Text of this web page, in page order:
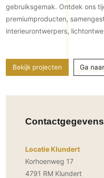
Vloer
Vloeren
Gietvloeren
Vloerkleden
Wandafwerking
Beton Ciré
gebruiksgemak. Ontdek ons
premiumproducten,
interieurontwerpers,
Bekijk projecten Ga
Contactgegevens
Locatie Klundert
Korhoenweg 17
4791 RM Klundert